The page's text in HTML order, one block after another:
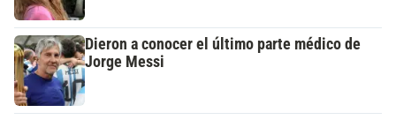
Dieron a conocer el último parte médico de
Jorge Messi